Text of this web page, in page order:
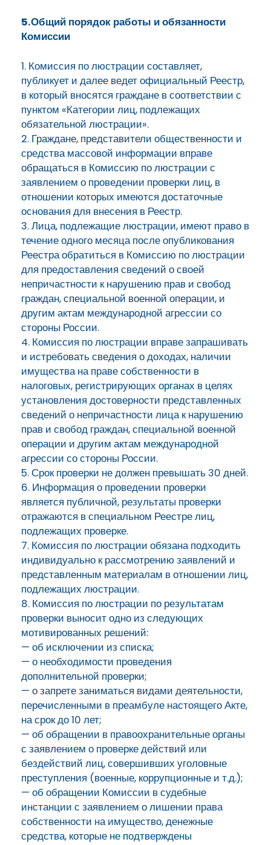
5.Общий порядок работы и обязанности
Комиссии
1. Комиссия по люстрации составляет,
публикует и далее ведет официальный Реестр,
в который вносятся граждане в соответствии с
пунктом «Категории лиц, подлежащих
обязательной люстрации».
2. Граждане, представители общественности и
средства массовой информации вправе
обращаться в Комиссию по люстрации с
заявлением о проведении проверки лиц, в
отношении которых имеются достаточные
основания для внесения в Реестр.
3. Лица, подлежащие люстрации, имеют право в
течение одного месяца после опубликования
Реестра обратиться в Комиссию по люстрации
для предоставления сведений о своей
непричастности к нарушению прав и свобод
граждан, специальной военной операции, и
другим актам международной агрессии со
стороны России.
4. Комиссия по люстрации вправе запрашивать
и истребовать сведения о доходах, наличии
имущества на праве собственности в
налоговых, регистрирующих органах в целях
установления достоверности представленных
сведений о непричастности лица к нарушению
прав и свобод граждан, специальной военной
операции и другим актам международной
агрессии со стороны России.
5. Срок проверки не должен превышать 30 дней.
6. Информация о проведении проверки
является публичной, результаты проверки
отражаются в специальном Реестре лиц,
подлежащих проверке.
7. Комиссия по люстрации обязана подходить
индивидуально к рассмотрению заявлений и
представленным материалам в отношении лиц,
подлежащих люстрации.
8. Комиссия по люстрации по результатам
проверки выносит одно из следующих
мотивированных решений:
— об исключении из списка;
— о необходимости проведения
дополнительной проверки;
— о запрете заниматься видами деятельности,
перечисленными в преамбуле настоящего Акте,
на срок до 10 лет;
— об обращении в правоохранительные органы
с заявлением о проверке действий или
бездействий лиц, совершивших уголовные
преступления (военные, коррупционные и т.д.);
— об обращении Комиссии в судебные
инстанции с заявлением о лишении права
собственности на имущество, денежные
средства, которые не подтверждены